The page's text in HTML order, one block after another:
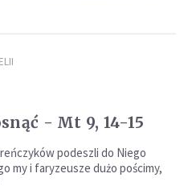
- Mt 9, 14-15
podeszli do Niego
my i faryzeusze dużo pościmy,